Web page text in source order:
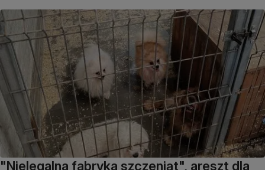
"Nielegalna fabryka szczeniąt", areszt dla